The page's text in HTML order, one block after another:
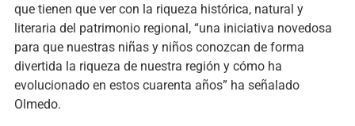
que tienen que ver con la riqueza histórica, natural y
literaria del patrimonio regional, “una iniciativa novedosa
para que nuestras niñas y niños conozcan de forma
divertida la riqueza de nuestra región y cómo ha
evolucionado en estos cuarenta años” ha señalado
Olmedo.